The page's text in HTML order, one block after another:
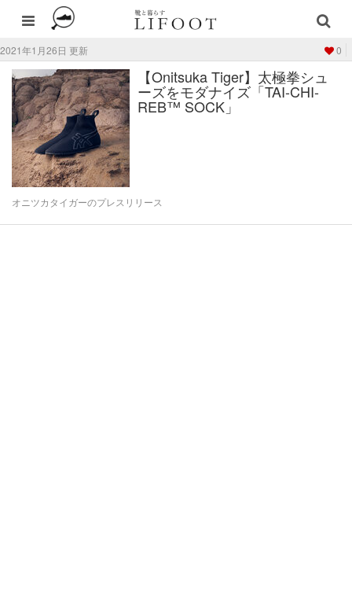
2021年1月26日 更新 0
【Onitsuka Tiger】太極拳シュ
ーズをモダナイズ「TAI-CHI-
REB™️ SOCK」
オニツカタイガーのプレスリリース